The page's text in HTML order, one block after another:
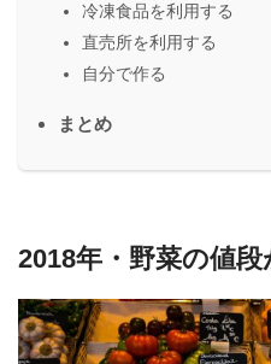
冷凍食品を利用する
直売所を利用する
自分で作る
まとめ
2018年・野菜の値